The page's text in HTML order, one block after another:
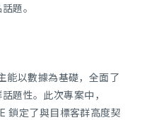
題。
能以數據為基礎，全面了
題性。此次專案中，
鎖定了與目標客群高度契